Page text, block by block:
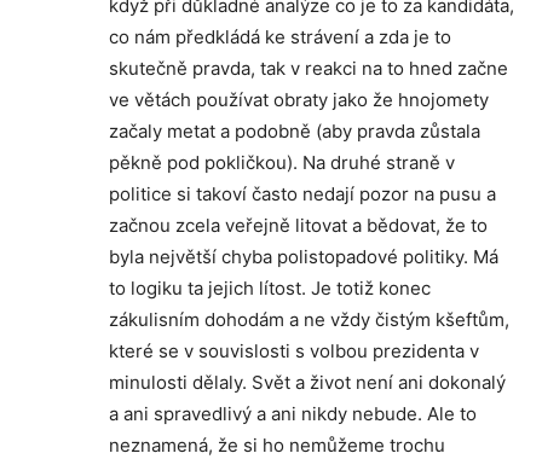
když při důkladné analýze co je to za kandidáta,
co nám předkládá ke strávení a zda je to
skutečně pravda, tak v reakci na to hned začne
ve větách používat obraty jako že hnojomety
začaly metat a podobně (aby pravda zůstala
pěkně pod pokličkou). Na druhé straně v
politice si takoví často nedají pozor na pusu a
začnou zcela veřejně litovat a bědovat, že to
byla největší chyba polistopadové politiky. Má
to logiku ta jejich lítost. Je totiž konec
zákulisním dohodám a ne vždy čistým kšeftům,
které se v souvislosti s volbou prezidenta v
minulosti dělaly. Svět a život není ani dokonalý
a ani spravedlivý a ani nikdy nebude. Ale to
neznamená, že si ho nemůžeme trochu